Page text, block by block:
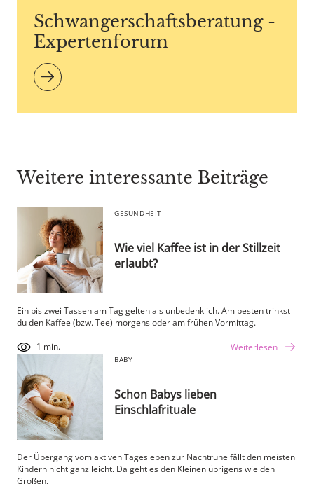
Schwangerschaftsberatung -
Expertenforum
Weitere interessante Beiträge
GESUNDHEIT
Wie viel Kaffee ist in der Stillzeit
erlaubt?
Ein bis zwei Tassen am Tag gelten als unbedenklich. Am besten trinkst
du den Kaffee (bzw. Tee) morgens oder am frühen Vormittag.
Weiterlesen
1 min.
BABY
Schon Babys lieben
Einschlafrituale
Der Übergang vom aktiven Tagesleben zur Nachtruhe fällt den meisten
Kindern nicht ganz leicht. Da geht es den Kleinen übrigens wie den
Großen.